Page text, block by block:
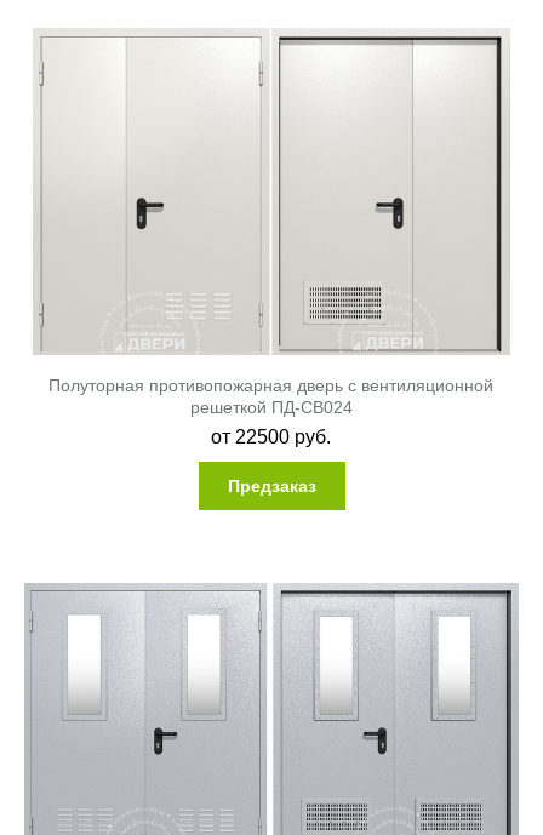
Полуторная противопожарная дверь с вентиляционной
решеткой ПД-СВ024
от 22500 руб.
Предзаказ